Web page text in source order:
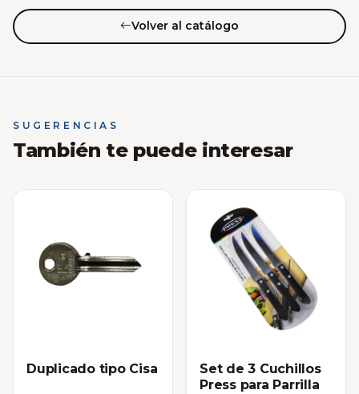
Volver al catálogo
SUGERENCIAS
También te puede interesar
Duplicado tipo Cisa
Set de 3 Cuchillos
Press para Parrilla